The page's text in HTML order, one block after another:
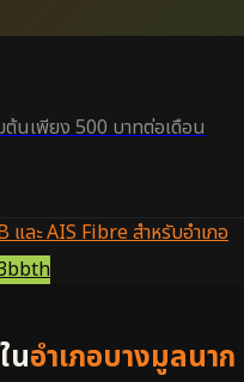
นเพียง 500 บาทต่อเดือน
ละ AIS Fibre สำหรับอำเภอ
นอำเภอบางมูลนาก